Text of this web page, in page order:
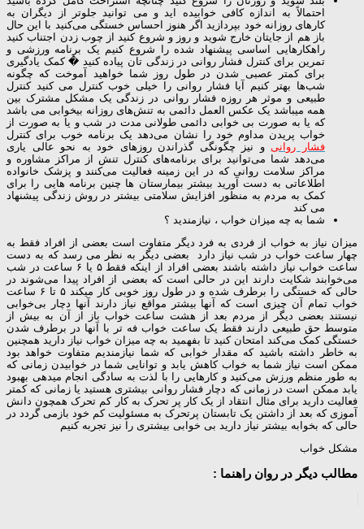
احتمالاً به اندازه کافی خوابیده اید و می توانید جلوتر از دیگران به
کارهای روزانه خود بپردازید اگر هنوز احساس خستگی می‌کنید با این حال
باز هم از جایتان خارج شوید و روز و شروع کنید از چوب زدن اجتناب کنید
راهکارهایی اساسی پیشنهاد شده را شروع کنیم یک برنامه ورزشی و
تمرین برای کنترل فشار روانی در زندگی تان پیاده کنید � کمک یادگیری
برای کمتر عصبی شدن در طول روز شما خواهید آموخت که چگونه
شب‌ها بهتر کنیم آیا فشار روانی را خیلی خوب کنترل می کنید کنترل
طبیعی و موثر هر روزه فشار روانی در زندگی یک مشکل مشترک بین
همه میباشد یک عکس العمل دائمی به تنش‌های روزانه بیخوابی می باشد
که یا به صورت بی خوابی دائمی طولانی مدت در شب و یا به صورت از
خواب پریدن مداوم خود را نشان می‌دهد یک برنامه خوب برای کنترل
فشار روانیو نیز چگونگی گذراندن روزهای خود به نحو عالی یاری
می‌دهد شما می‌توانید برای برنامه‌های کنترل تنش از مراکز مشاوره و
مراکز سلامت روانی که در این زمینه فعالیت می‌کنند و پزشک خانواده
اطلاعاتی به دست آورید بیشتر بیمارستان ها چنین برنامه هایی را برای
کمک به مردم به منظور افزایش سلامتی بیشتر در روش زندگی پیشنهاد
می کند
شما به چه میزان خواب ، نیازمندید ؟
میزان نیاز به خواب از فردی به فرد دیگر متفاوت است بعضی از افراد فقط به
چهار ساعت خواب در شب نیاز دارد بعضی دیگر به نظر می رسد که به دست
ساعت خواب نیاز داشته باشند بعضی افراد از اینکه فقط ۵ یا ۶ ساعت در شب
می‌خوابند شکایت دارند این در حالی است که بعضی از افراد پیدا می‌شوند در
حالی که خستگی را برطرف شده و در طول روز خوبی کار میکند ۵ تا ۶ ساعت
خواب تمام آن چیزی است که آنها بیشتر مواقع نیاز دارند آنها دچار بی‌خوابی
نیستند بعضی دیگر از مردم بعد از هشت ساعت خواب باز از آن به بیش از
متوسط حق طبیعی دارند فقط یک ساعت خواب فه تر با آنها در برطرف شدن
خستگی کمک می‌کند امتحان کنید تا بفهمید به چه میزان خواب نیاز دارید همچنین
به خاطر داشته باشید که مقدار خوابی که شما نیازمندیم متفاوت خواهد بود
ممکن است نیاز شما به خواب کاهش یابد و توانایی شما در خوابیدن زمانی که
به طور منظم ورزش می‌کنید و کارهایی را با لذت به سادگی انجام میدهی بهبود
یابد ممکن است در زمانی که دچار فشار روانی بیشتری هستید یا زمانی که کمتر
فعالیت دارید برای مثال انتقاد از یک کار پر تحرک به کار کم تحرک همچون دانش
آموزی که بعد از داشتن یک تابستان پرتحرک به مسئولیت کم خود بازمی گردد در
حالی که بخوابه بیشتر نیاز دارید بی خوابی بیشتری را نیز تجربه کنیم
مشکل خواب
مطالب دیگر در روان راهنما :